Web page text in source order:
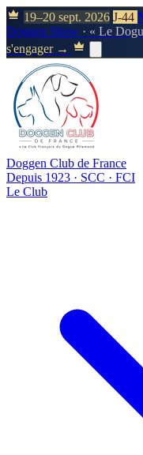
19–20 sept. 2026 J-44
Doggen Show · « Le
s'engager →
Doggen Club de France
Depuis 1923 · SCC · FCI
Le Club